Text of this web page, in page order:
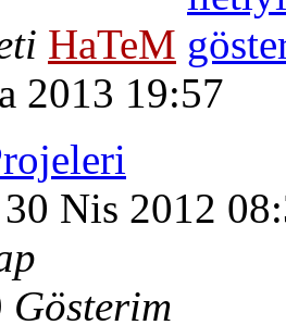
HaTeM
2013 19:57
Nis 2012
Gösterim